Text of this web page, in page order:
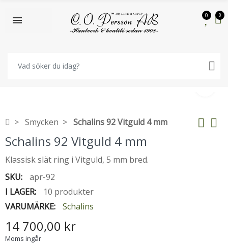
0 0
Smycken Schalins 92 Vitguld 4 mm
Schalins 92 Vitguld 4 mm
Klassisk slät ring i Vitguld, 5 mm bred.
SKU:
apr-92
I LAGER:
10 produkter
VARUMÄRKE:
Schalins
14 700,00 kr
Moms ingår